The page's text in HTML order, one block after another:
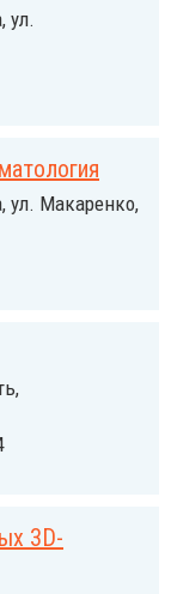
ул.
ул. Макаренко,
3D-